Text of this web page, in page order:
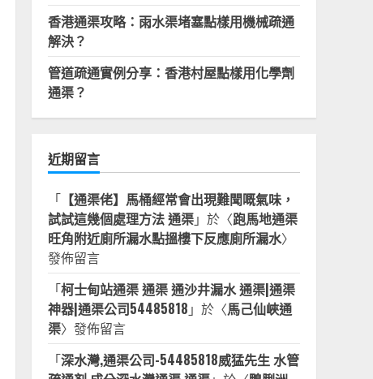
香港通渠攻略：雨水渠堵塞點樣用機械疏通
解決？
管道疏通實例分享：香港村屋點樣用化學劑
通渠？
近期留言
「【通渠佬】馬桶經常會出現難聞嘅氣味，
試試這幾個處理方法 通渠」於〈跑馬地通渠
旺角附近廁所漏水點搵樓下反應廁所漏水〉
發佈留言
「柯士甸站通渠 通渠 通沙井漏水 通渠|通渠
神器|通渠公司54485818 」於〈馬己仙峽通
渠〉發佈留言
「深水灣,通渠公司-54485818威猛先生 水管